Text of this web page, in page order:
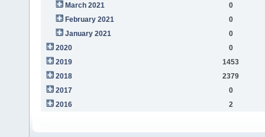
March 2021
0
February 2021
0
January 2021
0
2020
0
2019
1453
2018
2379
2017
0
2016
2